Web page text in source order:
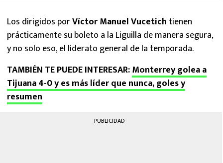
Los dirigidos porVíctor Manuel Vucetich tienen
prácticamente su boleto a la Liguilla de manera segura,
y no solo eso, el liderato general de la temporada.
TAMBIÉN TE PUEDE INTERESAR:Monterrey golea a
Tijuana 4-0 y es más líder que nunca, goles y
resumen
PUBLICIDAD